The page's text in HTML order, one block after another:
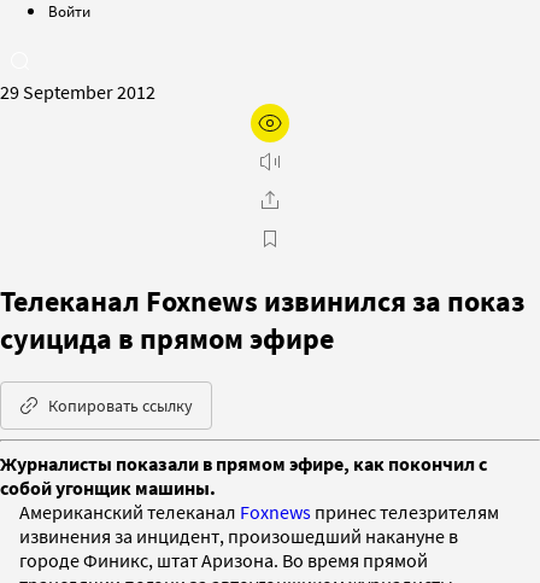
Войти
29 September 2012
Телеканал Foxnews извинился за показ
суицида в прямом эфире
Копировать ссылку
Журналисты показали в прямом эфире, как покончил с
собой угонщик машины.
Американский телеканал Foxnews принес телезрителям
извинения за инцидент, произошедший накануне в
городе Финикс, штат Аризона. Во время прямой